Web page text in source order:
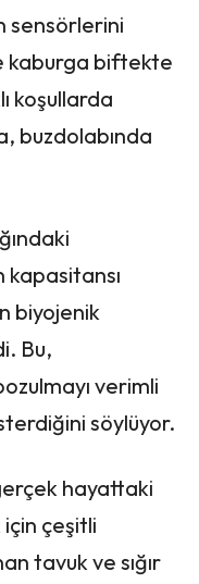
sensörlerini
kaburga biftekte
koşullarda
buzdolabında
kapasitansı
biyojenik
Bu,
verimli
söylüyor.
hayattaki
için çeşitli
tavuk ve sığır